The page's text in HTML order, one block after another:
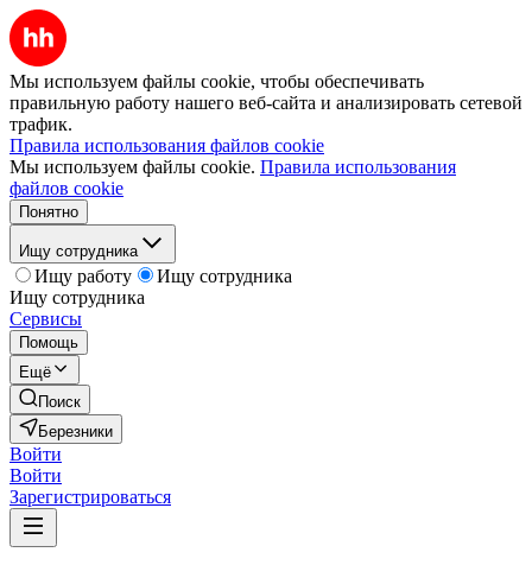
Мы используем файлы cookie, чтобы обеспечивать
правильную работу нашего веб-сайта и анализировать сетевой
трафик.
Правила использования файлов cookie
Мы используем файлы cookie. Правила использования
файлов cookie
Понятно
Ищу сотрудника
Ищу работу
Ищу сотрудника
Ищу сотрудника
Сервисы
Помощь
Ещё
Поиск
Березники
Войти
Войти
Зарегистрироваться